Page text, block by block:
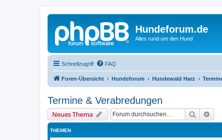
Hundeforum.de
Alles rund um den Hund
Schnellzugriff FAQ
Foren-Übersicht Hundeforum Hundewald Harz
Termine & Verabredungen
Neues Thema Suche
THEMEN